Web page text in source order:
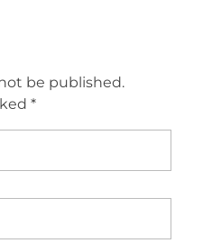
be published.
*